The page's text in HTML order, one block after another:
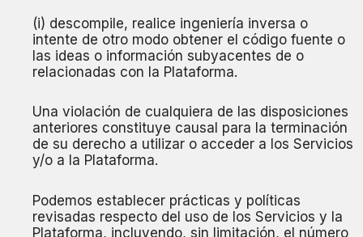
(i) descompile, realice ingeniería inversa o
intente de otro modo obtener el código fuente o
las ideas o información subyacentes de o
relacionadas con la Plataforma.
Una violación de cualquiera de las disposiciones
anteriores constituye causal para la terminación
de su derecho a utilizar o acceder a los Servicios
y/o a la Plataforma.
Podemos establecer prácticas y políticas
revisadas respecto del uso de los Servicios y la
Plataforma, incluyendo, sin limitación, el número